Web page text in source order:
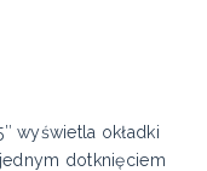
wyświetla okładki
dotknięciem